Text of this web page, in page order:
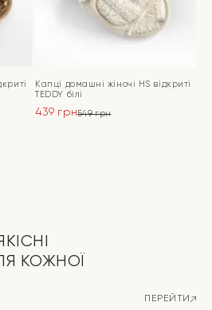
Капці домашні жіночі HS відкриті
TEDDY білі
549грн
439 грн
КОЖНОЇ
ПЕРЕЙТИ